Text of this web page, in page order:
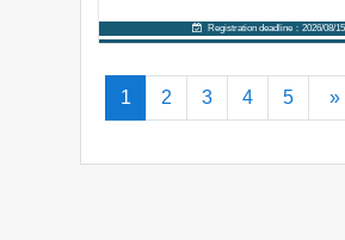
Registration deadline：2026/08/15
1 (current)
2 3 4 5 »